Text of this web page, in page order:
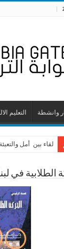
وانشطة التعليم
لقاء بين أمل
الطلابية في